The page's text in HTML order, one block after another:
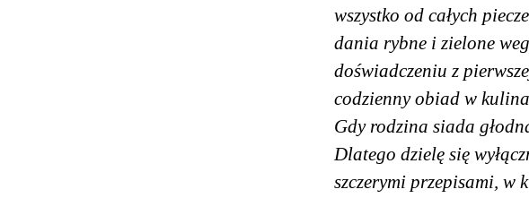
wszystko od całych
dania rybne i zielone
doświadczeniu z
codzienny obiad w
Gdy rodzina siada
Dlatego dzielę się
szczerymi przepisami, w